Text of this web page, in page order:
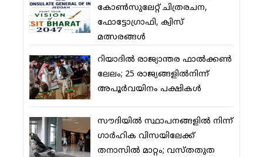
കോണ്‍സുലേറ്റ് ചിത്രരചന,
ഫോട്ടോഗ്രാഫി, ക്വിസ്
മത്സരങ്ങള്‍
റിയാദില്‍ രാജ്യാന്തര ഫാല്‍ക്കണ്‍
ലേലം; 25 രാജ്യങ്ങളില്‍നിന്ന്
അപൂര്‍വയിനം പക്ഷികള്‍
സൗദിയില്‍ സ്ഥാപനങ്ങളില്‍ നിന്ന്
ഗാര്‍ഹിക വിസയിലേക്ക്
തനാസില്‍ മാറ്റം; വസ്തതുത